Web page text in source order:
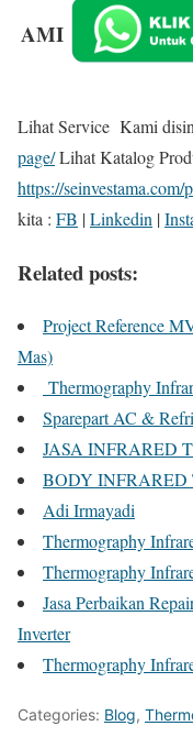
AMI
Lihat Service Kami
page/Lihat Katalog
https://seinvestama.com/
kita : FB |Linkedin |
Related posts:
Project Reference
Mas)
Thermography
Sparepart AC &
JASA INFRARED
BODY
Adi Irmayadi
Thermography
Thermography
Jasa Perbaikan
Inverter
Thermography
Categories: Blog,